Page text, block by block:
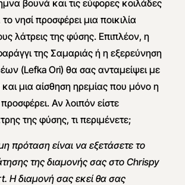
βουνά και τις εύφορες κοιλάδες
νησί προσφέρει μια ποικιλία
λάτρεις της φύσης. Επιπλέον, η
της Σαμαριάς ή η εξερεύνηση
(Lefka Ori) θα σας ανταμείψει με
μια αίσθηση ηρεμίας που μόνο η
Αν λοιπόν είστε
της φύσης, τι περιμένετε;
πρόταση είναι να εξετάσετε το
της διαμονής σας στο Chrispy
Η διαμονή σας εκεί θα σας